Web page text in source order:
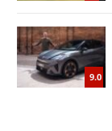
9.0